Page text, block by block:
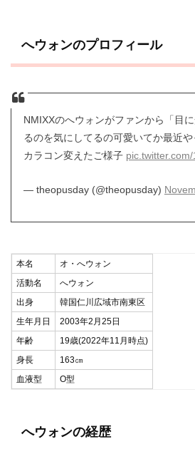
へウォンのプロフィール
NMIXXのへウォンがファンから「目
るのを気にしてるの可愛いてか最近
カラコン変えたご様子
— theopusday (@theopusday)
本名
オ・へウォン
活動名
へウォン
出身
韓国仁川広域市南東区
生年月日
2003年2月25日
年齢
19歳(2022年11月時点)
身長
163㎝
血液型
O型
へウォンの経歴